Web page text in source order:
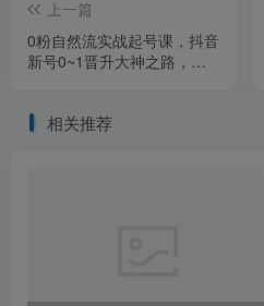
上一篇
0粉自然流实战起号课，抖音
新号0~1晋升大神之路，打
相关推荐